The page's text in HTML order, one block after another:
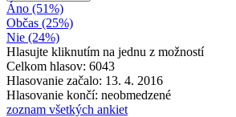
Áno (51%)
Občas (25%)
Nie (24%)
Hlasujte kliknutím na jednu z možností
Celkom hlasov: 6043
Hlasovanie začalo: 13. 4. 2016
Hlasovanie končí: neobmedzené
zoznam všetkých ankiet